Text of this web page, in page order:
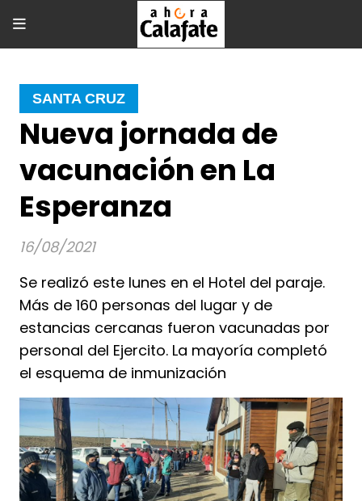
Nueva jornada de
vacunación en La
Esperanza
Se realizó este lunes en el Hotel del paraje.
Más de 160 personas del lugar y de
estancias cercanas fueron vacunadas por
personal del Ejercito. La mayoría completó
el esquema de inmunización
SANTA CRUZ
16/08/2021